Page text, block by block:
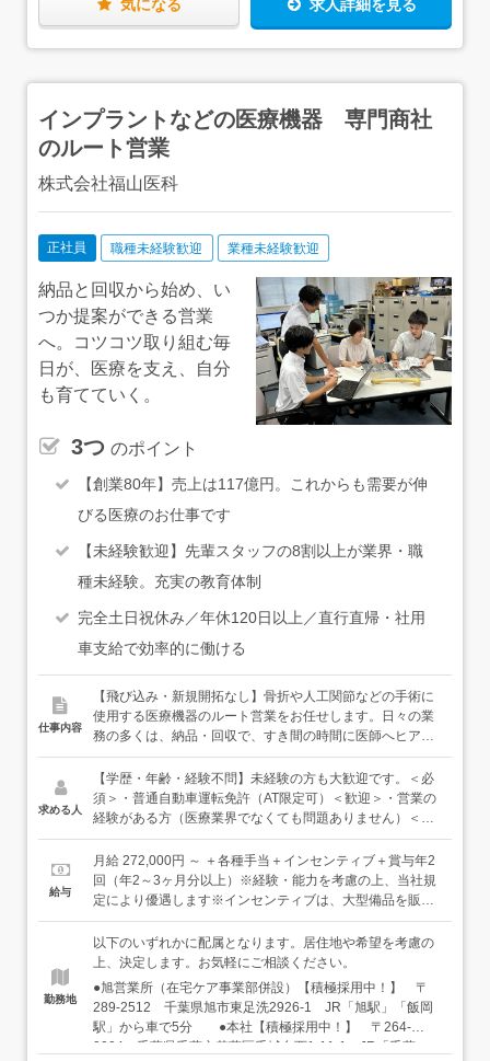
を人伝えで知って当社に連絡をしてきてくれた先輩社員
も。知り合いや友人に紹介しやすい会社であることも、誇
れる部分です。
気になる 求人詳細を見る
インプラントなどの医療機器 専門商社
のルート営業
株式会社福山医科
正社員 職種未経験歓迎 業種未経験歓迎
納品と回収から始め、い
つか提案ができる営業
へ。コツコツ取り組む毎
日が、医療を支え、自分
も育てていく。
3つ のポイント
【創業80年】売上は117億円。これからも需要が伸
びる医療のお仕事です
【未経験歓迎】先輩スタッフの8割以上が業界・職
種未経験。充実の教育体制
完全土日祝休み／年休120日以上／直行直帰・社用
車支給で効率的に働ける
仕事内容
【飛び込み・新規開拓なし】骨折や人工関節などの手術に
使用する医療機器のルート営業をお任せします。日々の業
務の多くは、納品・回収で、すき間の時間に医師へヒアリ
ングを行います。＜具体的には＞●定期訪問、ヒアリン
グ ・訪問や問い合わせで担当の病院、医師からの依頼内
容を把握 ・手術の内容や時期を医師と打ち合わせし、必
要な医療機器をヒアリング・提案●調達 ・手術に必要な
医療機器に間違いがないか、丁寧にチェック●納品 ・医
療機器を病院へ配送・納品●回収 ・手術終了後、翌日に
医療機器の回収●返却 ・病院から回収した医療機器をメ
に同行し、納品・回収を通じて仕事の流れを覚えるところ
からスタートします。・医療機器の名前や用途を覚える・
納品・回収の手順に慣れる・先輩が医師とどう話している
かを見て学ぶ知識や経験は、すべて現場で少しずつ身につ
けていけば大丈夫です。「まずは覚えることに集中する」
期間がしっかり用意されています。ひとり立ちまでに3年
求める人
【学歴・年齢・経験不問】未経験の方も大歓迎です。＜必
須＞・普通自動車運転免許（AT限定可）＜歓迎＞・営業の
経験がある方（医療業界でなくても問題ありません）＜こ
んな人に向いています＞・需要がなくならない業界で働き
たい方・コツコツ取り組むことが好きな方
給与
月給 272,000円 ～ ＋各種手当＋インセンティブ＋賞与年2
回（年2～3ヶ月分以上）※経験・能力を考慮の上、当社規
定により優遇します※インセンティブは、大型備品を販売
した場合につきます◎想定年収408万円（賞与3ヶ月分が支
給された場合）＜独り立ち後は月給30万2,000円以上＞1年
に1度、3ステップの研修を1つずつクリアするごとに、営
業能力手当を月1万円ずつ追加。3ステップ後は手当3万
円・月給30万2,000円以上です。【年収例】450万円／入社
3年目500万円／入社5年目600万円／入社8年目
勤務地
以下のいずれかに配属となります。居住地や希望を考慮の
上、決定します。お気軽にご相談ください。
●旭営業所（在宅ケア事業部併設）【積極採用中！】 〒
289-2512 千葉県旭市東足洗2926-1 JR「旭駅」「飯岡
駅」から車で5分 ●本社【積極採用中！】 〒264-
0004 千葉県千葉市若葉区千城台西1-11-1 JR「千葉